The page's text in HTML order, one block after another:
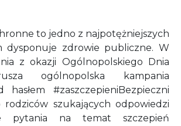
to jedno z najpotężniejszych
dysponuje zdrowie publiczne. W
z okazji Ogólnopolskiego Dnia
ogólnopolska kampania
hasłem #zaszczepieniBezpieczni
rodziców szukających odpowiedzi
pytania na temat szczepień